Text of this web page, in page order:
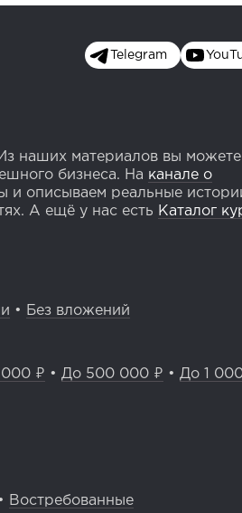
Telegram
наших материалов вы можете
бизнеса. На канале о
и описываем реальные
А ещё у нас есть Каталог
• Без вложений
₽ • До 500 000 ₽ • До 1
Востребованные